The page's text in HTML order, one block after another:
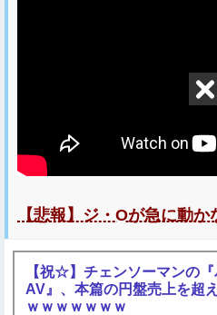
【悲報】ジ・Oが急に動か
【祝☆】チェンソーマンの『
AV』、本篇の円盤売上を超
ｗｗｗｗｗｗｗ